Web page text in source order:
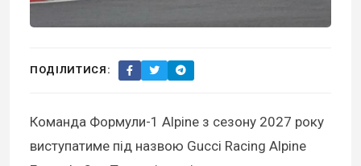
ПОДІЛИТИСЯ:
Команда Формули-1 Alpine з сезону 2027 року
виступатиме під назвою Gucci Racing Alpine